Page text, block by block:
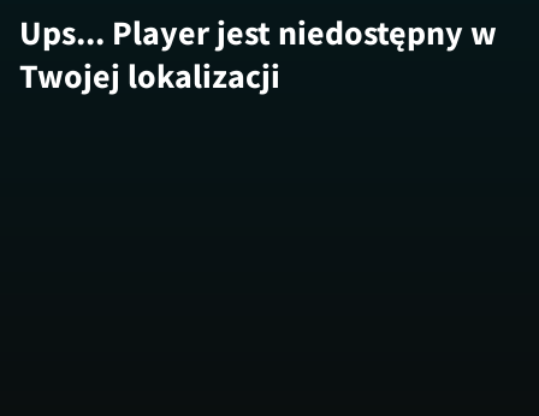
Ups... Player jest niedostępny w
Twojej lokalizacji